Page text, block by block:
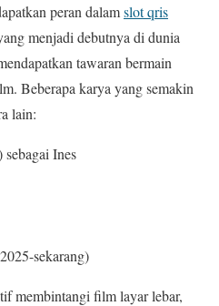
peran dalamslot qris
menjadi debutnya di dunia
tawaran bermain
Beberapa karya yang semakin
lain:
Ines
sekarang)
membintangi film layar lebar,